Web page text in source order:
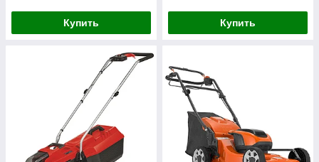
Купить Купить